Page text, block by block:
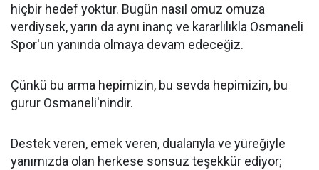
hiçbir hedef yoktur. Bugün nasıl omuz omuza
verdiysek, yarın da aynı inanç ve kararlılıkla Osmaneli
Spor'un yanında olmaya devam edeceğiz.
Çünkü bu arma hepimizin, bu sevda hepimizin, bu
gurur Osmaneli'nindir.
Destek veren, emek veren, dualarıyla ve yüreğiyle
yanımızda olan herkese sonsuz teşekkür ediyor;